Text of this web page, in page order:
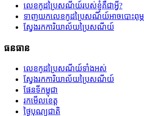
លេខកូដប្រៃសណីយ៍របស់ខ្ញុំគឺជាអ្វី?
ទាញយកលេខកូដប្រៃសណីយ៍អាចបោះពុម្ភ
ស្វែងរកការិយាល័យប្រៃសណីយ៍
ធនធាន
លេខកូដប្រៃសណីយ៍ទាំងអស់
ស្វែងរកការិយាល័យប្រៃសណីយ៍
ផែនទីកម្ពុជា
រកមើលខេត្ត
ថ្ងៃបុណ្យជាតិ